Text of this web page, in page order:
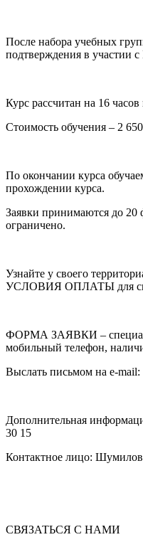
После набора учебных
подтверждения в участии
Курс рассчитан на 16
Стоимость обучения – 2
По окончании курса
прохождении курса.
Заявки принимаются до 20
ограничено.
Узнайте у своего
УСЛОВИЯ ОПЛАТЫ для
ФОРМА ЗАЯВКИ –
мобильный телефон,
Выслать письмом на e-mail:
Дополнительная
30 15
Контактное лицо:
СВЯЗАТЬСЯ С НАМИ